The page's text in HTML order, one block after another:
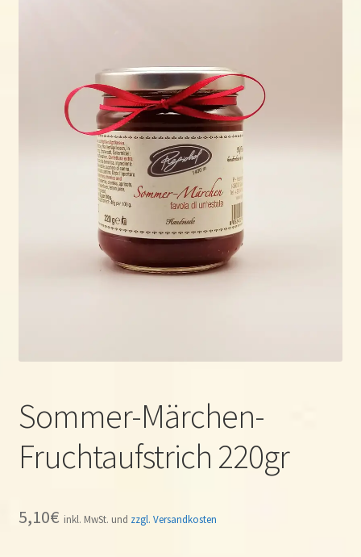
Kontakt
Sommer-Märchen-
Fruchtaufstrich 220gr
5,10€ inkl. MwSt. und zzgl. Versandkosten